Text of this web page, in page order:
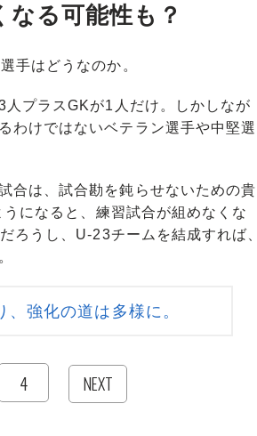
る可能性も？
手はどうなのか。
プラスGKが1人だけ。しかしなが
わけではないベテラン選手や中堅選
合は、試合勘を鈍らせないための貴
になると、練習試合が組めなくな
ろうし、U-23チームを結成すれば、
強化の道は多様に。
4 NEXT